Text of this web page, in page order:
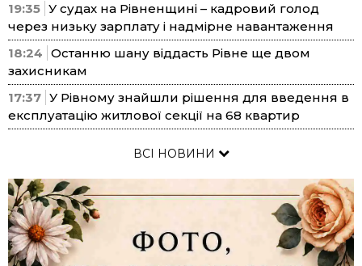
19:35 У судах на Рівненщині – кадровий голод
через низьку зарплату і надмірне навантаження
18:24 Останню шану віддасть Рівне ще двом
захисникам
17:37 У Рівному знайшли рішення для введення в
експлуатацію житлової секції на 68 квартир
ВСІ НОВИНИ